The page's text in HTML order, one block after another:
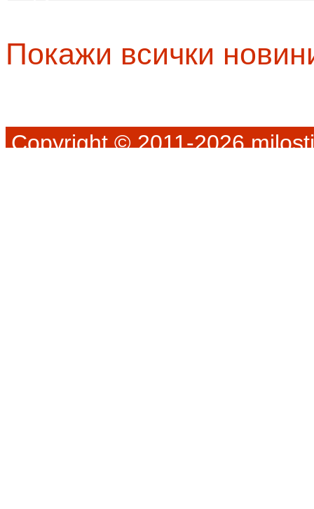
Покажи всички
Copyright © 2011-2026